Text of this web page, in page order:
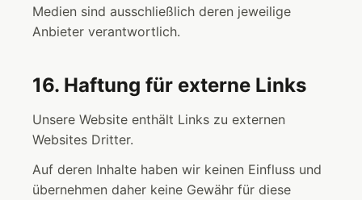
Medien sind ausschließlich deren jeweilige
Anbieter verantwortlich.
16. Haftung für externe Links
Unsere Website enthält Links zu externen
Websites Dritter.
Auf deren Inhalte haben wir keinen Einfluss und
übernehmen daher keine Gewähr für diese